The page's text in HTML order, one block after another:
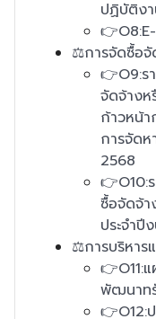
ปฏิบัติง
⚖️การจัดซื้อจั
👉O9:ร
จัดจ้างห
ก้าวหน้า
การจัด
2568
👉O10:
ซื้อจัดจ้
ประจำปี
⚖️การบริหา
👉O11:
พัฒนาท
👉O12: